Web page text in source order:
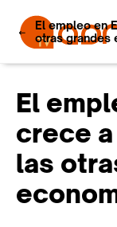
El empleo en
otras grandes
El
crece
las